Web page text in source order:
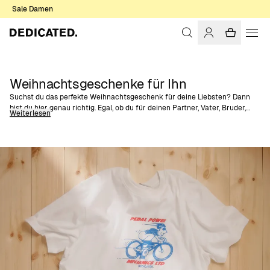
Sale Damen
Weihnachtsgeschenke für Ihn
Suchst du das perfekte Weihnachtsgeschenk für deine Liebsten? Dann
bist du hier genau richtig. Egal, ob du für deinen Partner, Vater, Bruder,
Freund oder Kollegen einkaufst – wir haben die besten Geschenkideen für
das lange hält und mit Sorgfalt hergestellt wurde.
Entdecke Statement-T-Shirts mit Themenprints – ideal für alle, die ihre
Liebe zu Fahrrädern oder Grillabenden zeigen möchten, und perfekt als
Geschenk im mittleren Budget. Oder wie wäre es mit zeitlosen Klassikern
wie weichen Zip-Sweatshirts mit Premium-Gefühl, Flanellhemden mit
einzigartigen Mustern oder gemütlichen Grafikpullovern? Perfekt für alle,
die lässigen Alltagsstil mit einem modernen Touch mögen.
Suchst du ein kleines Geschenk für dein Wichteln? Mit einzigartigen
Socken oder einer farbenfrohen Beanie liegst du immer richtig. Hier
Weiterlesen